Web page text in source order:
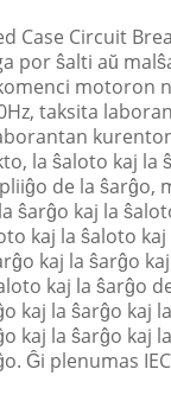
Case Circuit
por ŝalti aŭ
motoron
taksita
la ŝaloto kaj la
de la ŝarĝo,
ŝarĝo kaj la
kaj la ŝaloto
kaj la ŝarĝo
kaj la ŝarĝo
kaj la ŝarĝo kaj
kaj la ŝarĝo kaj
Ĝi plenumas